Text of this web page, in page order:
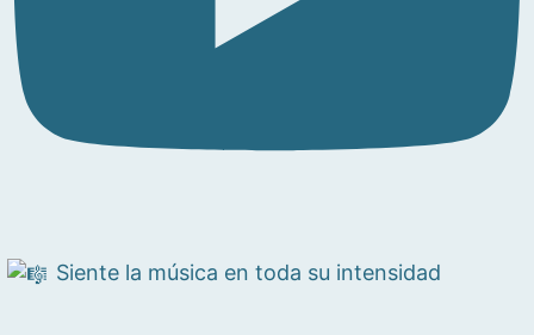
Siente la música en toda su intensidad